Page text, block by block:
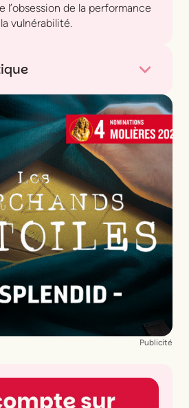
l’obsession de la performance
vulnérabilité.
Délis, Papy de Trappes
Vladimir Perrin, David
Clément Le Disquay, Romain
Jago Axworthy
Publicité